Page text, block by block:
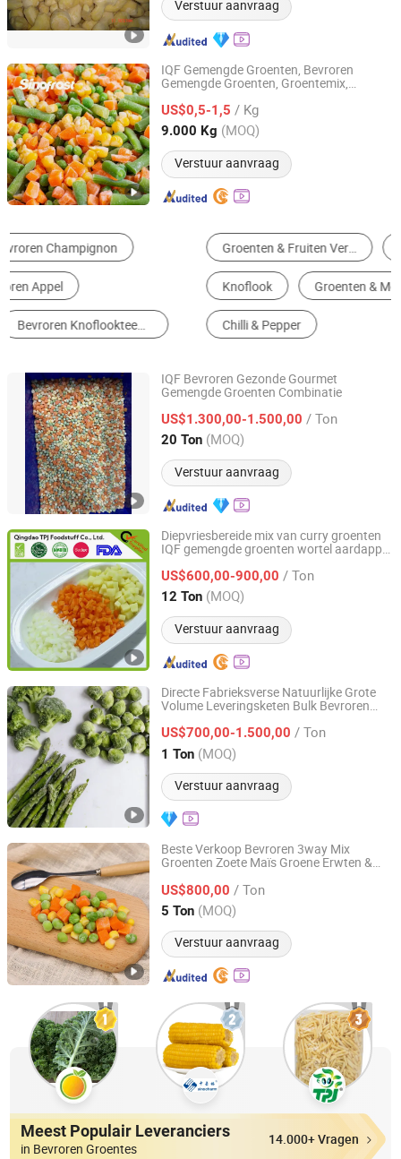
Verstuur aanvraag
IQF Gemengde Groenten, Bevroren
Gemengde Groenten, Groentemix,
Kernel,Pepper,Onion,3/4/5/6,
Groentenmix, Bevroren Groenten
US$0,5-1,5 / Kg
9.000 Kg (MOQ)
Verstuur aanvraag
XIAMEN SINOFROST CO., LTD.
Fujian, China Sinds 2018
Bevroren Groentes
Knoflook Groenten & Meloenen Uien
Chilli & Pepper
IQF Bevroren Gezonde Gourmet
Gemengde Groenten Combinatie
US$1.300,00-1.500,00 / Ton
20 Ton (MOQ)
Verstuur aanvraag
Fujian Yong'an Gexin Food Co., Ltd.
Fujian, China Sinds 2026
Diepvriesbereide mix van curry groenten
IQF gemengde groenten wortel aardappel
US$600,00-900,00 / Ton
12 Ton (MOQ)
Verstuur aanvraag
Qingdao TPJ Foodstuff Co., Ltd.
Shandong, China Sinds 2020
Directe Fabrieksverse Natuurlijke Grote
Volume Leveringsketen Bulk Bevroren
US$700,00-1.500,00 / Ton
1 Ton (MOQ)
Verstuur aanvraag
Hanfang Kangcheng (Shandong) Health Technology Co.,
Ltd.
Shandong, China Sinds 2026
Beste Verkoop Bevroren 3way Mix
Groenten Zoete Maïs Groene Erwten &
US$800,00 / Ton
5 Ton (MOQ)
Verstuur aanvraag
Qingdao TPJ Foodstuff Co., Ltd.
Shandong, China Sinds 2020
Meest Populair Leveranciers
in Bevroren Groentes
14.000+ Vragen